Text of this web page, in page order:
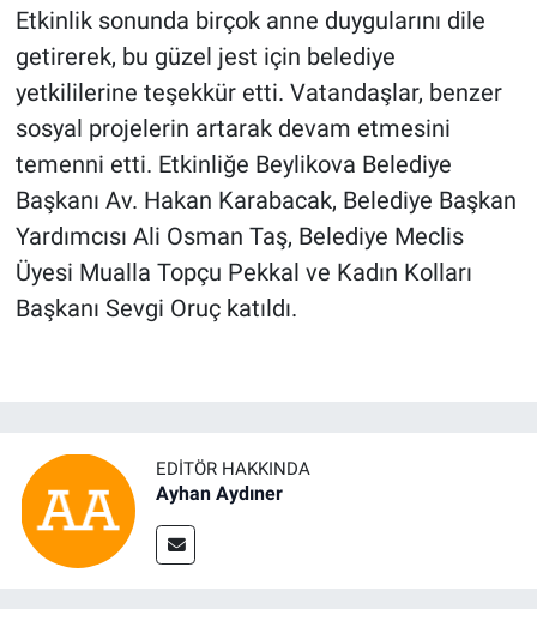
Etkinlik sonunda birçok anne duygularını dile
getirerek, bu güzel jest için belediye
yetkililerine teşekkür etti. Vatandaşlar, benzer
sosyal projelerin artarak devam etmesini
temenni etti. Etkinliğe Beylikova Belediye
Başkanı Av. Hakan Karabacak, Belediye Başkan
Yardımcısı Ali Osman Taş, Belediye Meclis
Üyesi Mualla Topçu Pekkal ve Kadın Kolları
Başkanı Sevgi Oruç katıldı.
EDITÖR HAKKINDA
Ayhan Aydıner